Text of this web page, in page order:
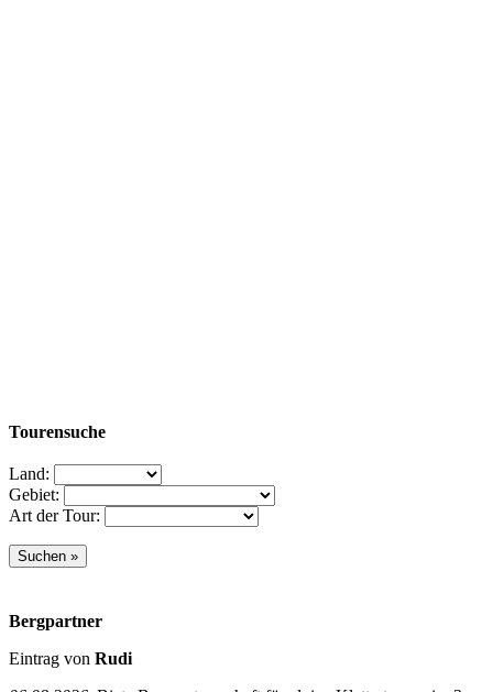
Tourensuche
Land:
Gebiet:
Art der Tour:
Bergpartner
Eintrag von Rudi